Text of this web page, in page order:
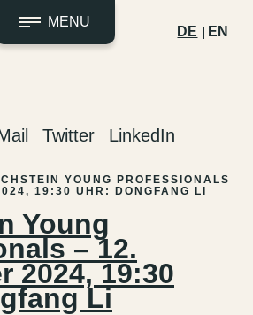
MENU
DE EN
Twitter LinkedIn
YOUNG PROFESSIONALS
19:30 UHR: DONGFANG LI
Young
– 12.
2024, 19:30
Li